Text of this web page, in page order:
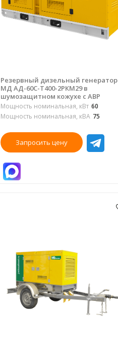
Резервный дизельный генератор
МД АД-60С-Т400-2РКМ29 в
шумозащитном кожухе с АВР
Мощность номинальная, кВт 60
Мощность номинальная, кВА 75
Запросить цену